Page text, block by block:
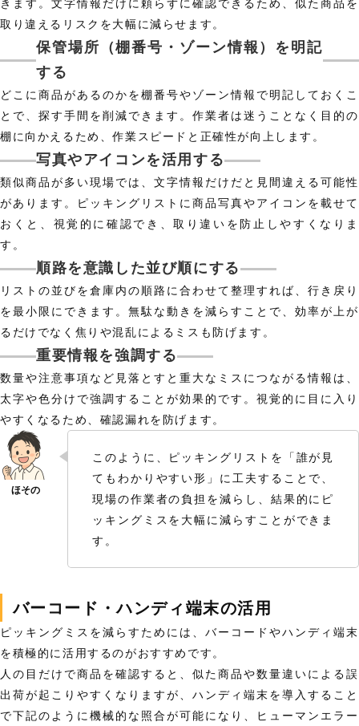
きます。文字情報だけに頼らずに確認できるため、似た商品を
取り違えるリスクを大幅に減らせます。
保管場所（棚番号・ゾーン情報）を明記
する
どこに商品があるのかを棚番号やゾーン情報で明記しておくこ
とで、探す手間を削減できます。作業者は迷うことなく目的の
棚に向かえるため、作業スピードと正確性が向上します。
写真やアイコンを活用する
類似商品が多い現場では、文字情報だけだと見間違える可能性
があります。ピッキングリストに商品写真やアイコンを載せて
おくと、視覚的に確認でき、取り違いを防止しやすくなりま
す。
順路を意識した並び順にする
リストの並びを倉庫内の順路に合わせて整理すれば、行き戻り
を最小限にできます。無駄な動きを減らすことで、効率が上が
るだけでなく焦りや混乱によるミスも防げます。
重要情報を強調する
数量や注意事項など見落とすと重大なミスにつながる情報は、
太字や色分けで強調することが効果的です。視覚的に目に入り
やすくなるため、確認漏れを防げます。
このように、ピッキングリストを「誰が見
てもわかりやすい形」に工夫することで、
現場の作業者の負担を減らし、結果的にピ
ッキングミスを大幅に減らすことができま
す。
バーコード・ハンディ端末の活用
ピッキングミスを減らすためには、バーコードやハンディ端末
を積極的に活用するのがおすすめです。
人の目だけで商品を確認すると、似た商品や数量違いによる誤
出荷が起こりやすくなりますが、ハンディ端末を導入すること
で下記のように機械的な照合が可能になり、ヒューマンエラー